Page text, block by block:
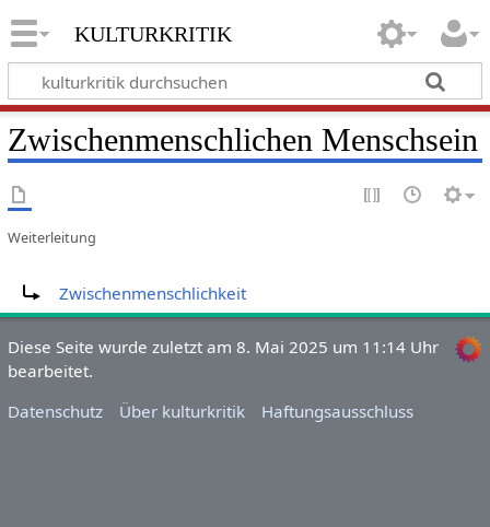
kulturkritik
Zwischenmenschlichen Menschsein
Weiterleitung
Zwischenmenschlichkeit
Diese Seite wurde zuletzt am 8. Mai 2025 um 11:14 Uhr
bearbeitet.
Datenschutz
Über kulturkritik Haftungsausschluss